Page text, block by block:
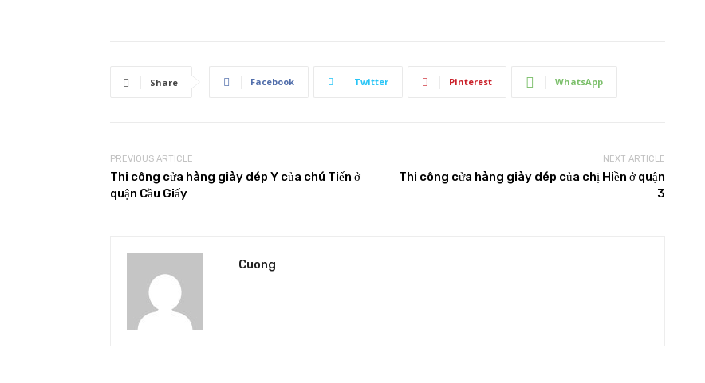
Share Facebook Twitter Pinterest WhatsApp
PREVIOUS ARTICLE
Thi công cửa hàng giày dép Y của chú Tiến ở
quận Cầu Giấy
NEXT ARTICLE
Thi công cửa hàng giày dép của chị Hiền ở quận
3
Cuong